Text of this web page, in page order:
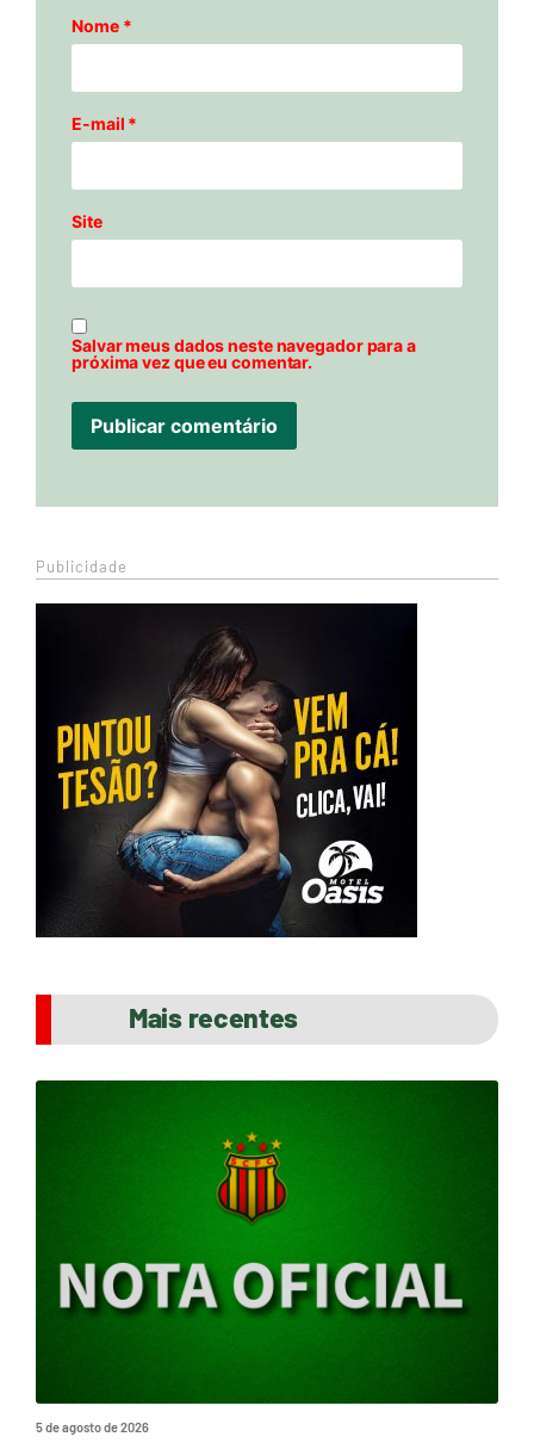
Nome *
E-mail *
Site
Salvar meus dados neste navegador para a
próxima vez que eu comentar.
Publicidade
Mais recentes
5 de agosto de 2026